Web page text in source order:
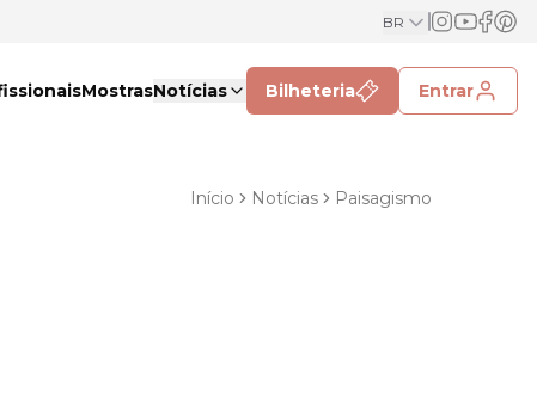
BR
MostrasNotícias Bilheteria Entrar
Início Notícias Paisagismo